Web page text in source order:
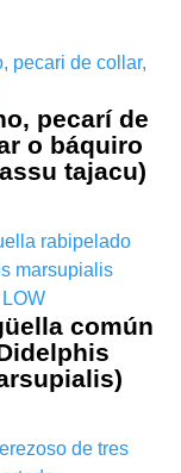
pecarí de
o báquiro
tajacu)
común